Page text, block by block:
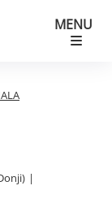
MENU
|